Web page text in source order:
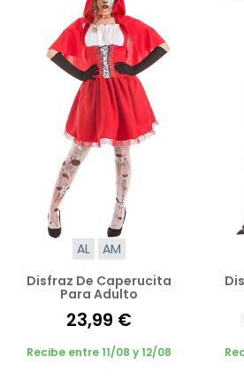
AL
AM
Disfraz De Caperucita
Para Adulto
23,99 €
Recibe entre 11/08 y 12/08